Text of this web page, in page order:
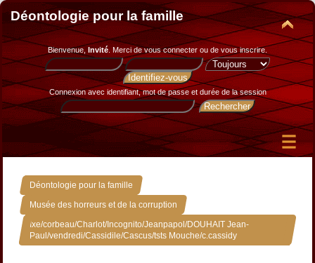
Déontologie pour la famille
Bienvenue, Invité. Merci devous connecter ou de vous inscrire.
Connexion avec identifiant, mot de passe et durée de la session
Déontologie pour la famille »
Musée des horreurs et de la corruption »
Ixe/corbeau/Charlot/Incognito/Jeanpapol/DOUHAIT Jean-
Paul/vendredi/Cassidile/Cascus/tsts Mouche/c.cassidy